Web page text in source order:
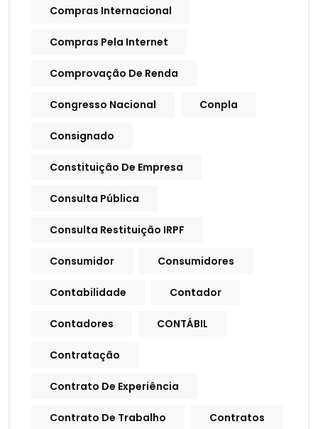
Compras Internacional
Compras Pela Internet
Comprovação De Renda
Congresso Nacional Conpla
Consignado
Constituição De Empresa
Consulta Pública
Consulta Restituição IRPF
Consumidor Consumidores
Contabilidade Contador
Contadores CONTÁBIL
Contratação
Contrato De Experiência
Contrato De Trabalho Contratos